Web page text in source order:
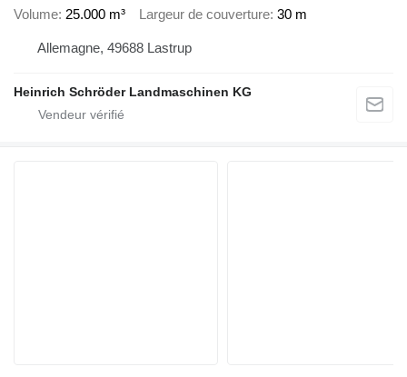
Volume 25.000 m³ Largeur de couverture 30 m
Allemagne, 49688 Lastrup
Heinrich Schröder Landmaschinen KG